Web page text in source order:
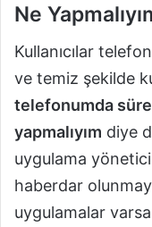
Ne
Kullanıcılar
ve temiz şekilde
telefonumda
yapmalıyım diye
uygulama
haberdar
uygulamalar varsa